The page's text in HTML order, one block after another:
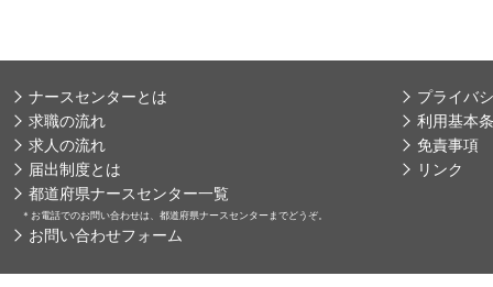
ナースセンターとは
求職の流れ
求人の流れ
届出制度とは
都道府県ナースセンター一覧
＊ お電話でのお問い合わせは、都道府県ナースセンターまでどうぞ。
お問い合わせフォーム
プライバ
利用基本
免責事項
リンク